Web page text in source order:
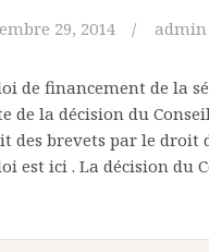
29, 2014 admin
de financement de la
de la décision du
des brevets par le droit
est ici . La décision du